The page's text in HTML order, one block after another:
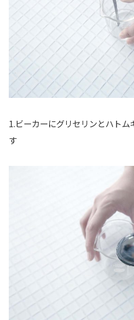
1.ビーカーにグリセリンとハト
す